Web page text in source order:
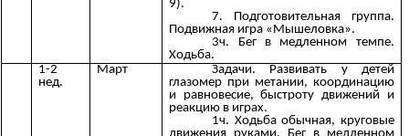
9).
7. Подготовительная группа.
Подвижная игра «Мышеловка».
3ч. Бег в медленном темпе.
Ходьба.
1-2
нед.
Март
Задачи. Развивать у детей
глазомер при метании, координацию
и равновесие, быстроту движений и
реакцию в играх.
1ч. Ходьба обычная, круговые